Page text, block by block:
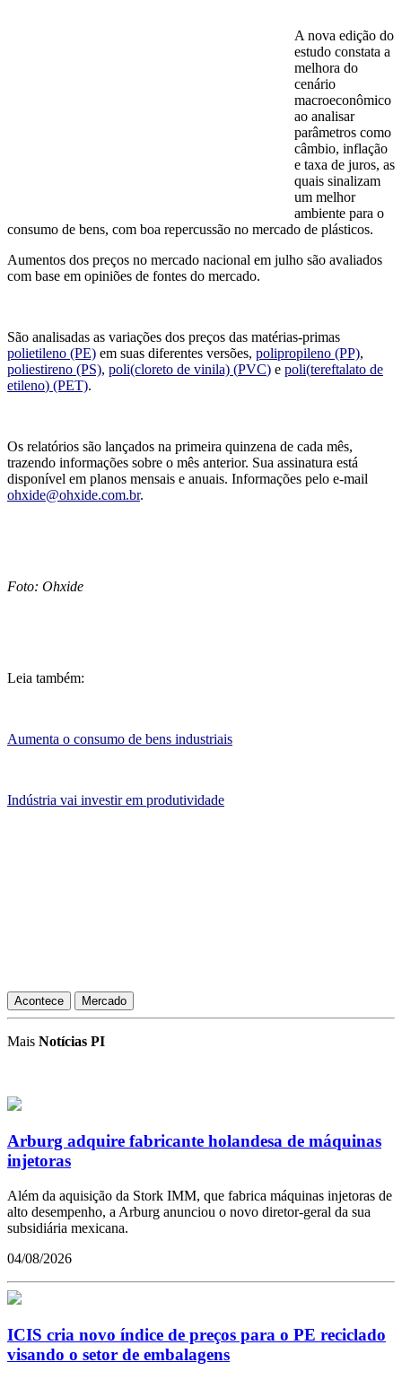
A nova edição do
estudo constata a
melhora do
cenário
macroeconômico
ao analisar
parâmetros como
câmbio, inflação
e taxa de juros, as
quais sinalizam
um melhor
ambiente para o
consumo de bens, com boa repercussão no mercado de plásticos.
Aumentos dos preços no mercado nacional em julho são avaliados
com base em opiniões de fontes do mercado.
São analisadas as variações dos preços das matérias-primas
polietileno (PE) em suas diferentes versões, polipropileno (PP),
poliestireno (PS), poli(cloreto de vinila) (PVC) e poli(tereftalato de
etileno) (PET).
Os relatórios são lançados na primeira quinzena de cada mês,
trazendo informações sobre o mês anterior. Sua assinatura está
disponível em planos mensais e anuais. Informações pelo e-mail
ohxide@ohxide.com.br.
Foto: Ohxide
Leia também:
Aumenta o consumo de bens industriais
Indústria vai investir em produtividade
Acontece Mercado
Mais Notícias PI
Arburg adquire fabricante holandesa de máquinas
injetoras
Além da aquisição da Stork IMM, que fabrica máquinas injetoras de
alto desempenho, a Arburg anunciou o novo diretor-geral da sua
subsidiária mexicana.
04/08/2026
ICIS cria novo índice de preços para o PE reciclado
visando o setor de embalagens